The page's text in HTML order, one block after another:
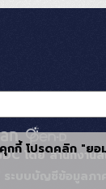
โดย สำนักงานส
คุกกี้ โปรดคลิก "ย